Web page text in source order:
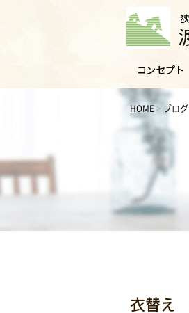
HOME > ブログ
衣替え